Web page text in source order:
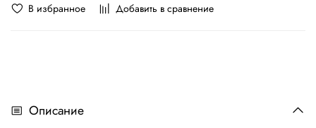
В избранное Добавить в сравнение
Описание